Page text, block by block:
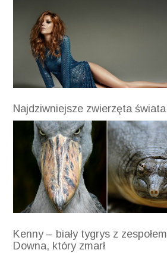
Najdziwniejsze zwierzęta świata
Kenny – biały tygrys z zespołem
Downa, który zmarł